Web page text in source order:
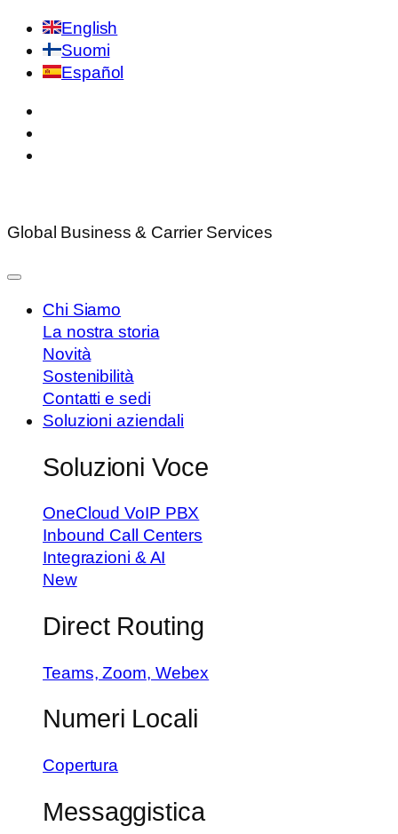
English
Suomi
Español
Global Business & Carrier Services
Chi Siamo
La nostra storia
Novità
Sostenibilità
Contatti e sedi
Soluzioni aziendali
Soluzioni Voce
OneCloud VoIP PBX
Inbound Call Centers
Integrazioni & AI
New
Direct Routing
Teams, Zoom, Webex
Numeri Locali
Copertura
Messaggistica